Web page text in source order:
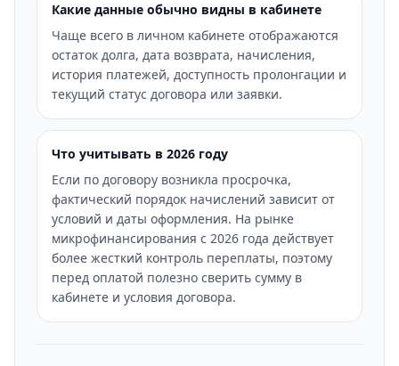
Какие данные обычно видны в кабинете
Чаще всего в личном кабинете отображаются
остаток долга, дата возврата, начисления,
история платежей, доступность пролонгации и
текущий статус договора или заявки.
Что учитывать в 2026 году
Если по договору возникла просрочка,
фактический порядок начислений зависит от
условий и даты оформления. На рынке
микрофинансирования с 2026 года действует
более жесткий контроль переплаты, поэтому
перед оплатой полезно сверить сумму в
кабинете и условия договора.